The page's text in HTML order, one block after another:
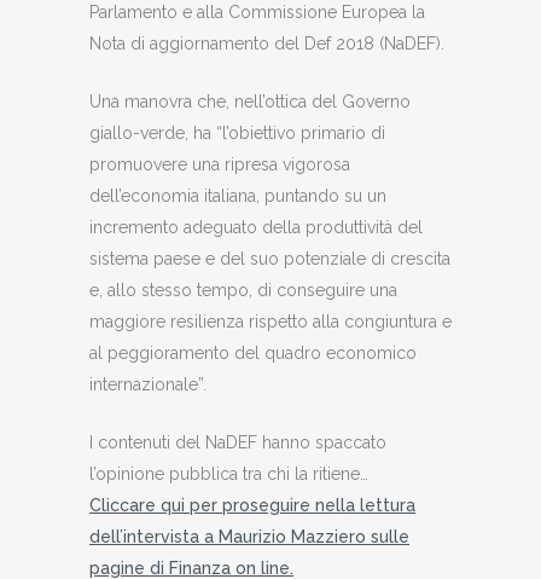
Parlamento e alla Commissione Europea la
Nota di aggiornamento del Def 2018 (NaDEF).
Una manovra che, nell’ottica del Governo
giallo-verde, ha “l’obiettivo primario di
promuovere una ripresa vigorosa
dell’economia italiana, puntando su un
incremento adeguato della produttività del
sistema paese e del suo potenziale di crescita
e, allo stesso tempo, di conseguire una
maggiore resilienza rispetto alla congiuntura e
al peggioramento del quadro economico
internazionale”.
I contenuti del NaDEF hanno spaccato
l’opinione pubblica tra chi la ritiene…
Cliccare qui per proseguire nella lettura
dell’intervista a Maurizio Mazziero sulle
pagine di Finanza on line.